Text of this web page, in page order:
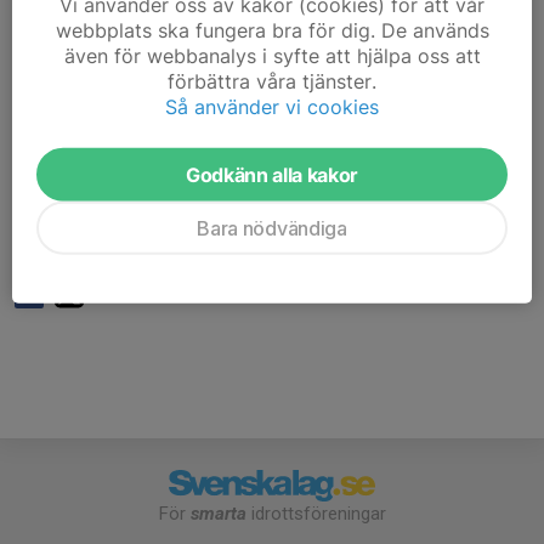
dansgolvet.
Ingen förkunskap krävs
100 kr för icke medlemmar
Medlemskap för 2025 kostar 200 kr
För smarta idrottsföreningar
webbplats ska fungera bra för dig. De används
även för webbanalys i syfte att hjälpa oss att
förbättra våra tjänster.
Så använder vi cookies
Godkänn alla kakor
Bara nödvändiga